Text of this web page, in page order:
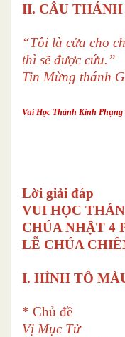
II. CÂU
“Tôi là cửa cho
thì sẽ được cứu.”
Tin Mừng thánh
Vui Học Thánh Kinh Phụng
Lời giải đáp
VUI HỌC
CHÚA NHẬT 4
LỄ CHÚA
I. HÌNH TÔ
* Chủ đề
Vị Mục Tử